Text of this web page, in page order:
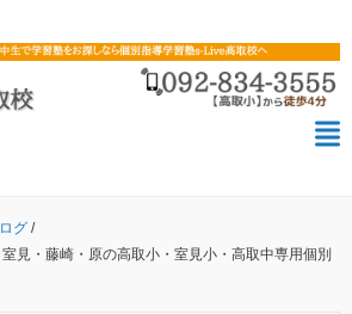
グ/
室見・藤崎・原の高取小・室見小・高取中専用個別